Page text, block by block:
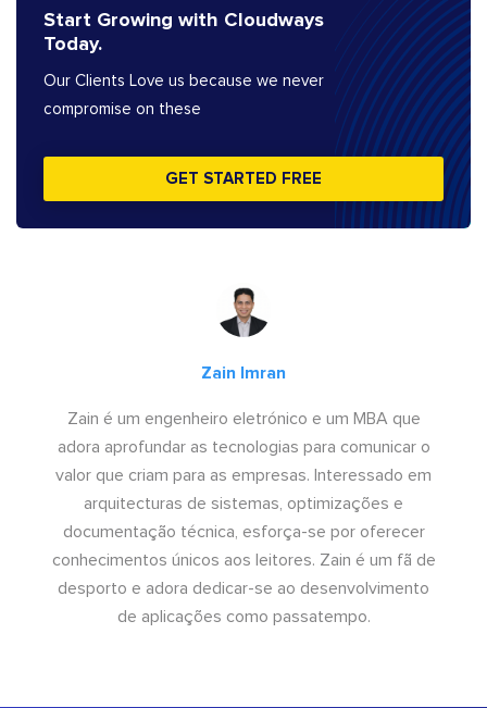
Start Growing with Cloudways
Today.
Our Clients Love us because we never
compromise on these
GET STARTED FREE
Zain Imran
Zain é um engenheiro eletrónico e um MBA que
adora aprofundar as tecnologias para comunicar o
valor que criam para as empresas. Interessado em
arquitecturas de sistemas, optimizações e
documentação técnica, esforça-se por oferecer
conhecimentos únicos aos leitores. Zain é um fã de
desporto e adora dedicar-se ao desenvolvimento
de aplicações como passatempo.